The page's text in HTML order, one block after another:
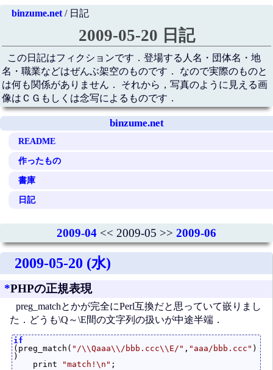
binzume.net/ 日記
2009-05-20 日記
この日記はフィクションです．登場する人名・団体名・地
名・職業などはぜんぶ架空のものです． なので実際のものと
は何も関係がありません． それから，写真のように見える画
像はＣＧもしくは念写によるものです．
binzume.net
README
作ったもの
書庫
日記
2009-04 << 2009-05 >> 2009-06
2009-05-20 (水)
*PHPの正規表現
preg_matchとかが完全にPerl互換だと思っていて嵌りまし
た．どうも\Q～\E間の文字列の扱いが中途半端．
if
(preg_match( "/\\Qaaa\\/bbb.ccc\\E/" , "aaa/bbb.ccc" )
)
    print
"match!\n"